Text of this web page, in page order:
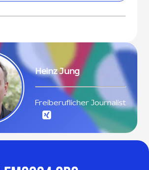
Heinz Jung
Freiberuflicher Journalist